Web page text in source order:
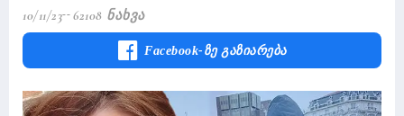
10/11/23 62108 Ნახვა
Facebook-Ზე Გაზიარება